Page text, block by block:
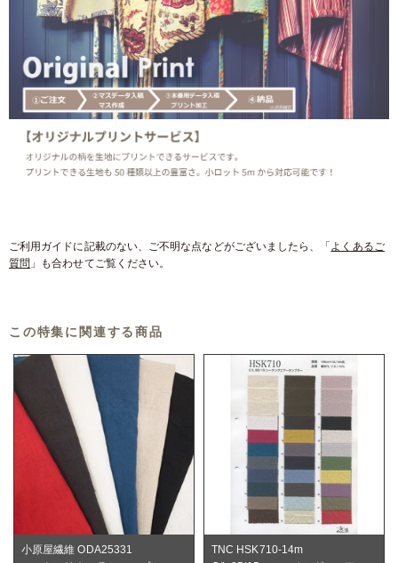
ご利用ガイドに記載のない、ご不明な点などがございましたら、「 よくあるご
質問 」も合わせてご覧ください。
この特集に関連する商品
小原屋繊維 ODA25331
TNC HSK710-14m